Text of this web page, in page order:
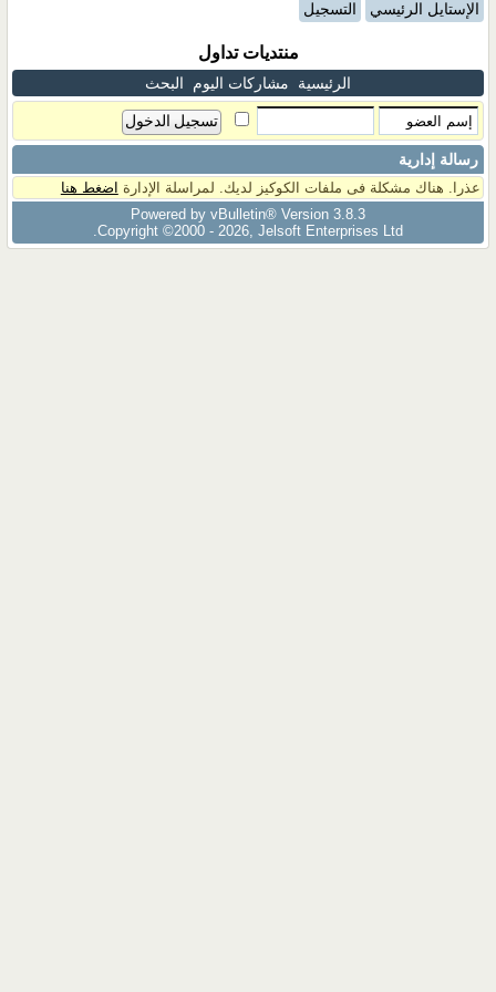
الإستايل الرئيسي التسجيل
منتديات تداول
الرئيسية مشاركات اليوم البحث
رسالة إدارية
عذرا. هناك مشكلة فى ملفات الكوكيز لديك. لمراسلة الإدارة اضغط هنا
Powered by vBulletin® Version 3.8.3
Copyright ©2000 - 2026, Jelsoft Enterprises Ltd.